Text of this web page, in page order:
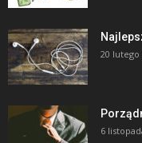
20 lutego
6